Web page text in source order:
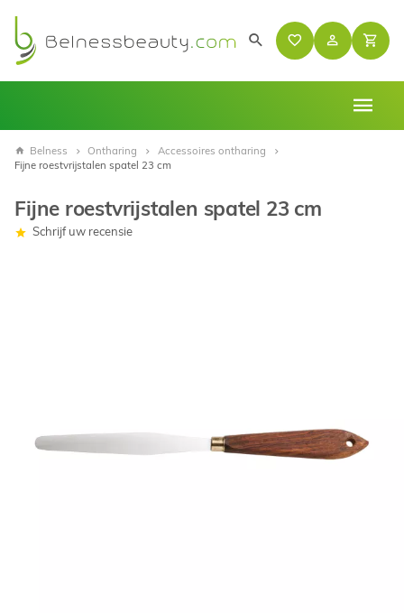
Belness Ontharing
Accessoires ontharing
Fijne roestvrijstalen spatel 23 cm
Fijne roestvrijstalen spatel 23 cm
Schrijf uw recensie